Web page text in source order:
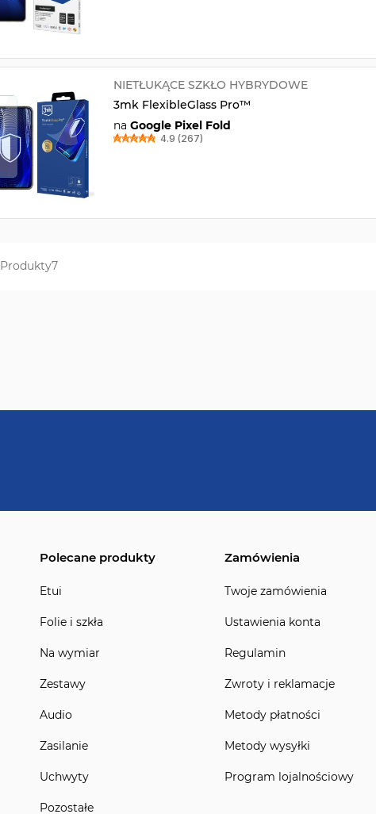
NIETŁUKĄCE SZKŁO HYBRYDOWE
3mk FlexibleGlass Pro™
na Google Pixel Fold
4.9 (267)
Produkty7
Polecane produkty
Etui
Folie i szkła
Na wymiar
Zestawy
Audio
Zasilanie
Uchwyty
Pozostałe
Zamówienia
Twoje zamówienia
Ustawienia konta
Regulamin
Zwroty i reklamacje
Metody płatności
Metody wysyłki
Program lojalnościowy